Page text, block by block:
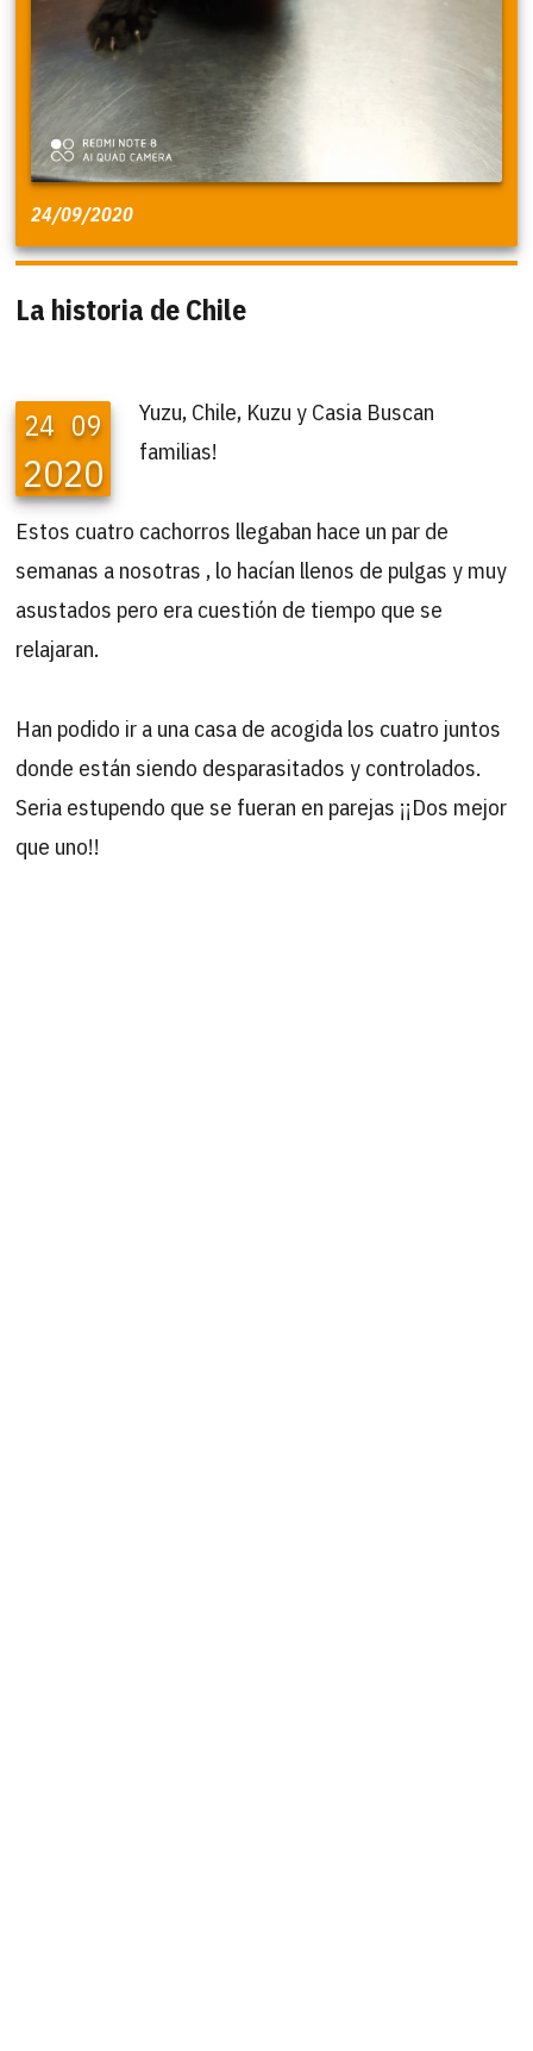
24/09/2020
La historia de Chile
24 09
2020
Yuzu, Chile, Kuzu y Casia Buscan
familias!
Estos cuatro cachorros llegaban hace un par de
semanas a nosotras , lo hacían llenos de pulgas y muy
asustados pero era cuestión de tiempo que se
relajaran.
Han podido ir a una casa de acogida los cuatro juntos
donde están siendo desparasitados y controlados.
Seria estupendo que se fueran en parejas ¡¡Dos mejor
que uno!!